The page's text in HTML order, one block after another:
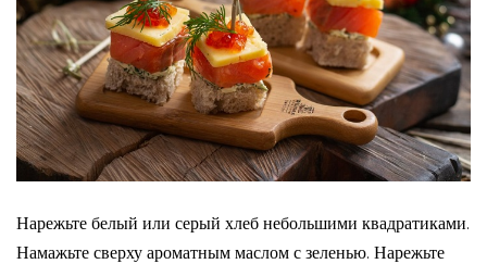
Нарежьте белый или серый хлеб небольшими квадратиками.
Намажьте сверху ароматным маслом с зеленью. Нарежьте